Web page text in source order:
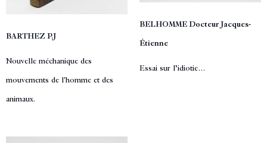
BARTHEZ P.J
Nouvelle méchanique des
mouvements de l'homme et des
animaux.
BELHOMME Docteur Jacques-
Étienne
Essai sur l’idiotie…